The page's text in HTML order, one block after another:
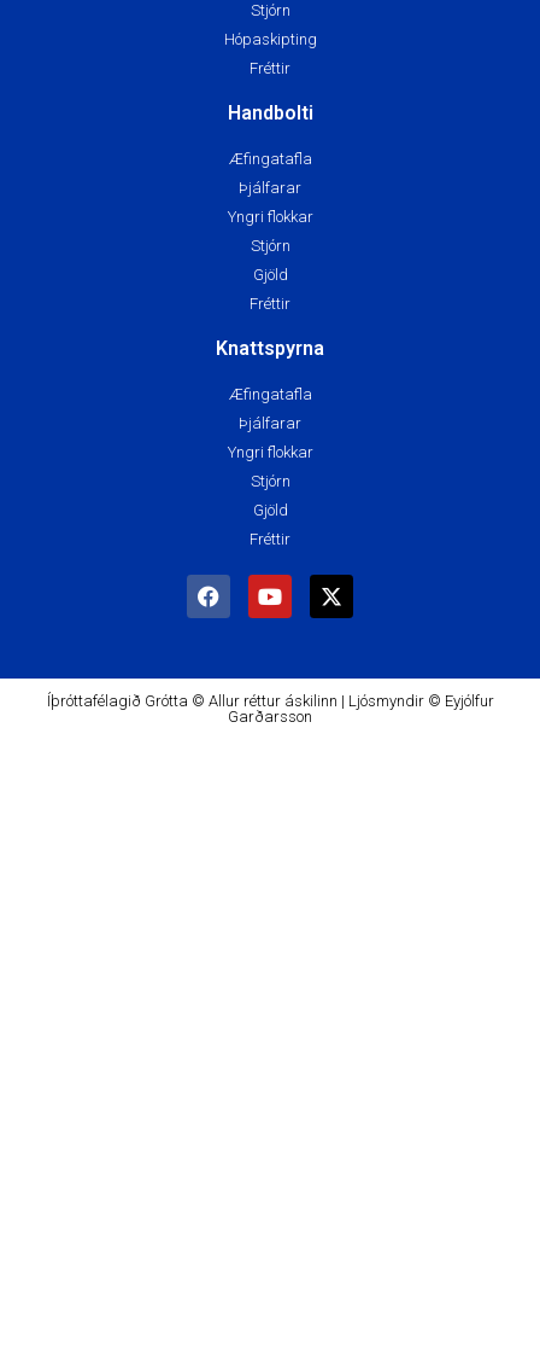
Stjórn
Hópaskipting
Fréttir
Handbolti
Æfingatafla
Þjálfarar
Yngri flokkar
Stjórn
Gjöld
Fréttir
Knattspyrna
Æfingatafla
Þjálfarar
Yngri flokkar
Stjórn
Gjöld
Fréttir
Íþróttafélagið Grótta © Allur réttur áskilinn | Ljósmyndir © Eyjólfur
Garðarsson